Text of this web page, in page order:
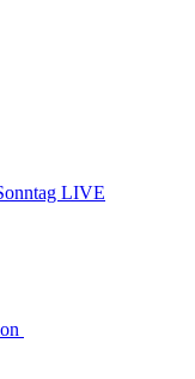
LIVE